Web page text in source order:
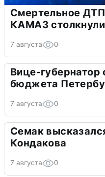
Смертельное
КАМАЗ
7 августа 0
Вице-губернатор
бюджета
7 августа 0
Семак
Кондакова
7 августа 0